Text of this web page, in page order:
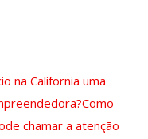
na California uma
Como
chamar a atenção